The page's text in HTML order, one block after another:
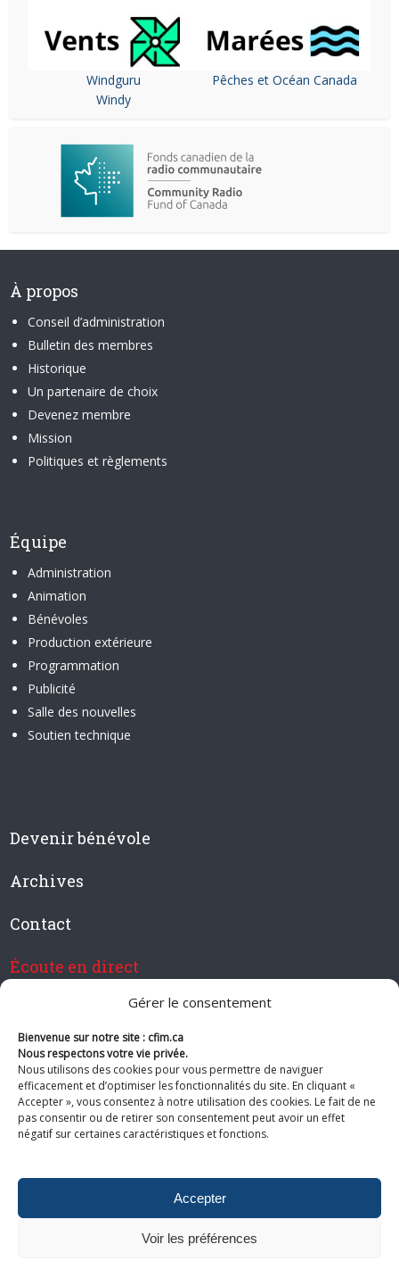
Gérer le consentement
Bienvenue sur notre site : cfim.ca
Nous respectons votre vie privée.
Nous utilisons des cookies pour vous permettre de naviguer
efficacement et d’optimiser les fonctionnalités du site. En cliquant «
Accepter », vous consentez à notre utilisation des cookies. Le fait de ne
pas consentir ou de retirer son consentement peut avoir un effet
négatif sur certaines caractéristiques et fonctions.
Accepter
Voir les préférences
Windguru
Windy
Pêches et Océan Canada
À propos
Conseil d’administration
Bulletin des membres
Historique
Un partenaire de choix
Devenez membre
Mission
Politiques et règlements
Équipe
Administration
Animation
Bénévoles
Production extérieure
Programmation
Publicité
Salle des nouvelles
Soutien technique
Devenir bénévole
Archives
Contact
Écoute en direct
Devenir membre de CFIM
Suivez-nous